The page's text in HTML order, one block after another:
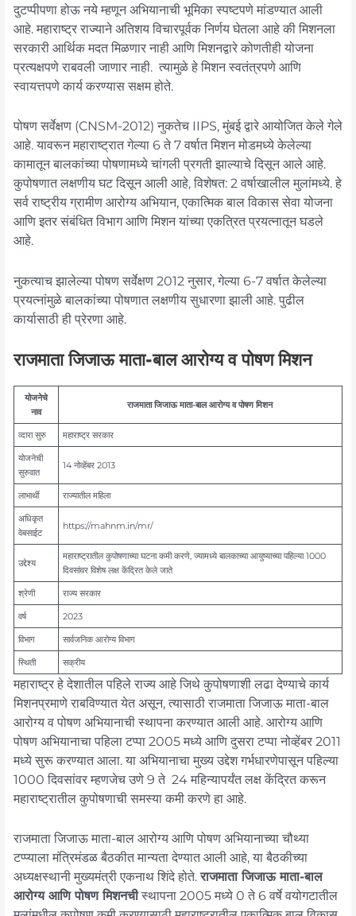
दुटप्पीपणा होऊ नये म्हणून अभियानाची भूमिका स्पष्टपणे मांडण्यात आली
आहे. महाराष्ट्र राज्याने अतिशय विचारपूर्वक निर्णय घेतला आहे की मिशनला
सरकारी आर्थिक मदत मिळणार नाही आणि मिशनद्वारे कोणतीही योजना
प्रत्यक्षपणे राबवली जाणार नाही. त्यामुळे हे मिशन स्वतंत्रपणे आणि
स्वायत्तपणे कार्य करण्यास सक्षम होते.
पोषण सर्वेक्षण (CNSM-2012) नुकतेच IIPS, मुंबई द्वारे आयोजित केले गेले
आहे. यावरून महाराष्ट्रात गेल्या 6 ते 7 वर्षात मिशन मोडमध्ये केलेल्या
कामातून बालकांच्या पोषणामध्ये चांगली प्रगती झाल्याचे दिसून आले आहे.
कुपोषणात लक्षणीय घट दिसून आली आहे, विशेषत: 2 वर्षाखालील मुलांमध्ये. हे
सर्व राष्ट्रीय ग्रामीण आरोग्य अभियान, एकात्मिक बाल विकास सेवा योजना
आणि इतर संबंधित विभाग आणि मिशन यांच्या एकत्रित प्रयत्नातून घडले
आहे.
नुकत्याच झालेल्या पोषण सर्वेक्षण 2012 नुसार, गेल्या 6-7 वर्षात केलेल्या
प्रयत्नांमुळे बालकांच्या पोषणात लक्षणीय सुधारणा झाली आहे. पुढील
कार्यासाठी ही प्रेरणा आहे.
राजमाता जिजाऊ माता-बाल आरोग्य व पोषण मिशन
योजनेचे
नाव
राजमाता जिजाऊ माता-बाल आरोग्य व पोषण मिशन
व्दारा सुरु महाराष्ट्र सरकार
योजनेची
सुरुवात
14 नोव्हेंबर 2013
लाभार्थी राज्यातील महिला
अधिकृत
वेबसाईट
https://mahnm.in/mr/
उद्देश्य
महाराष्ट्रातील कुपोषणाच्या घटना कमी करणे, ज्यामध्ये बालकाच्या आयुष्याच्या पहिल्या 1000
दिवसांवर विशेष लक्ष केंद्रित केले जाते
श्रेणी राज्य सरकार
वर्ष 2023
विभाग सार्वजनिक आरोग्य विभाग
स्थिती सक्रीय
महाराष्ट्र हे देशातील पहिले राज्य आहे जिथे कुपोषणाशी लढा देण्याचे कार्य
मिशनप्रमाणे राबविण्यात येत असून, त्यासाठी राजमाता जिजाऊ माता-बाल
आरोग्य व पोषण अभियानाची स्थापना करण्यात आली आहे. आरोग्य आणि
पोषण अभियानाचा पहिला टप्पा 2005 मध्ये आणि दुसरा टप्पा नोव्हेंबर 2011
मध्ये सुरू करण्यात आला. या अभियानाचा मुख्य उद्देश गर्भधारणेपासून पहिल्या
1000 दिवसांवर म्हणजेच उणे 9 ते 24 महिन्यापर्यंत लक्ष केंद्रित करून
महाराष्ट्रातील कुपोषणाची समस्या कमी करणे हा आहे.
राजमाता जिजाऊ माता-बाल आरोग्य आणि पोषण अभियानाच्या चौथ्या
टप्प्याला मंत्रिमंडळ बैठकीत मान्यता देण्यात आली आहे, या बैठकीच्या
अध्यक्षस्थानी मुख्यमंत्री एकनाथ शिंदे होते.राजमाता जिजाऊ माता-बाल
आरोग्य आणि पोषण मिशनचीस्थापना 2005 मध्ये 0 ते 6 वर्षे वयोगटातील